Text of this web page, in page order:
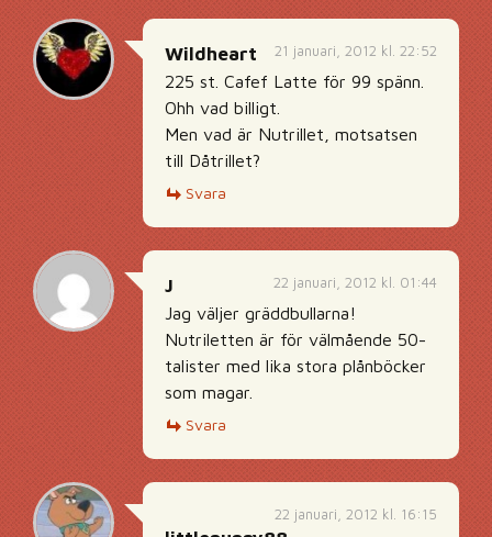
21 januari, 2012 kl. 22:52
Wildheart
225 st. Cafef Latte för 99 spänn.
Ohh vad billigt.
Men vad är Nutrillet, motsatsen
till Dåtrillet?
Svara
22 januari, 2012 kl. 01:44
J
Jag väljer gräddbullarna!
Nutriletten är för välmående 50-
talister med lika stora plånböcker
som magar.
Svara
22 januari, 2012 kl. 16:15